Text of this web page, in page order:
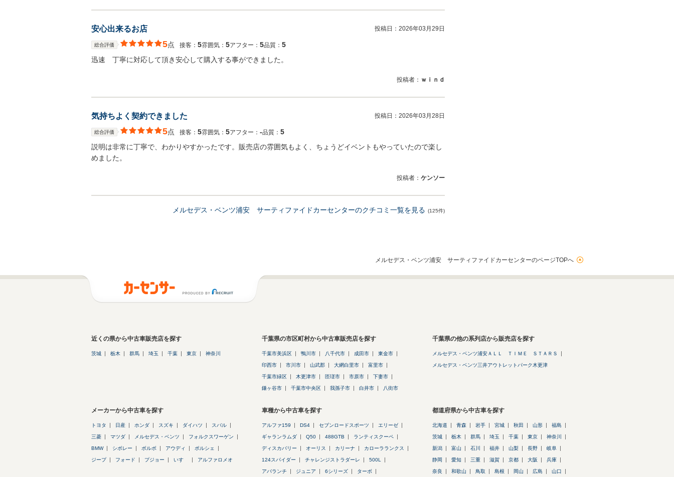
安心出来るお店 投稿日： 2026年03月29日
総合評価 5点 接客： 5雰囲気： 5アフター： 5品質： 5
迅速 丁寧に対応して頂き安心して購入する事ができました。
投稿者： ｗｉｎｄ
気持ちよく契約できました 投稿日： 2026年03月28日
総合評価 5点 接客： 5雰囲気： 5アフター： ‐品質： 5
説明は非常に丁寧で、わかりやすかったです。販売店の雰囲気もよく、ちょうどイベントもやっていたので楽し
めました。
投稿者： ケンソー
メルセデス・ベンツ浦安 サーティファイドカーセンターのクチコミ一覧を見る (125件)
メルセデス・ベンツ浦安 サーティファイドカーセンターのページTOPへ
近くの県から中古車販売店を探す
茨城 栃木 群馬 埼玉 千葉 東京 神奈川
千葉県の市区町村から中古車販売店を探す
千葉市美浜区 鴨川市 八千代市 成田市 東金市
印西市 市川市 山武郡 大網白里市 富里市
千葉市緑区 木更津市 匝瑳市 市原市 下妻市
鎌ヶ谷市 千葉市中央区 我孫子市 白井市 八街市
千葉県の他の系列店から販売店を探す
メルセデス・ベンツ浦安ＡＬＬ ＴＩＭＥ ＳＴＡＲＳ
メルセデス・ベンツ三井アウトレットパーク木更津
メーカーから中古車を探す
トヨタ 日産 ホンダ スズキ ダイハツ スバル
三菱 マツダ メルセデス・ベンツ フォルクスワーゲン
BMW シボレー ボルボ アウディ ポルシェ
ジープ フォード プジョー いすゞ アルファロメオ
車種から中古車を探す
アルファ159 DS4 セブンロードスポーツ エリーゼ
ギャランラムダ Q50 488GTB ランティスクーペ
ディスカバリー オーリス カリーナ カローラランクス
124スパイダー チャレンジストラダーレ 500L
アバランチ ジュニア 6シリーズ ターボ
都道府県から中古車を探す
北海道 青森 岩手 宮城 秋田 山形 福島
茨城 栃木 群馬 埼玉 千葉 東京 神奈川
新潟 富山 石川 福井 山梨 長野 岐阜
静岡 愛知 三重 滋賀 京都 大阪 兵庫
奈良 和歌山 鳥取 島根 岡山 広島 山口